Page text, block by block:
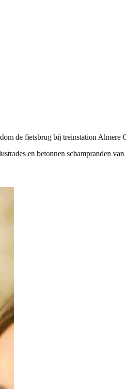
de fietsbrug bij treinstation Almere
en betonnen schampranden